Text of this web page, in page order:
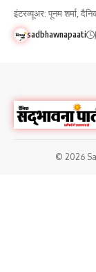
इंटरव्यूअर: पूनम शर्मा,
sadbhawnapaati
© 2026